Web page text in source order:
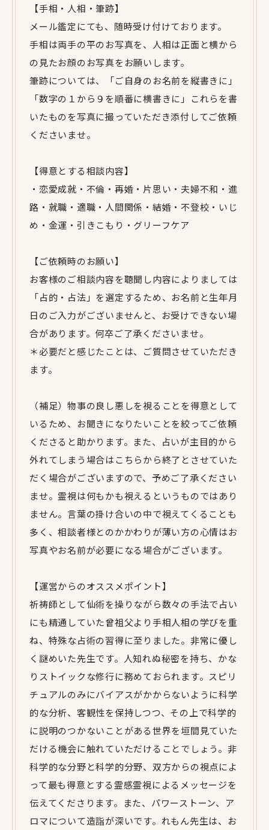
【手相・人相・筆跡】
メール鑑定にても、随時受け付けております。
手相は両手の平のお写真を、人相は正面と横から
の見たお顔のお写真をお願いします。
筆跡については、「ご自身のお名前を縦書きに」
「数字の１から９を順番に横書きに」これらを書
いたものを写真に撮っていただき添付してご依頼
くださいませ。
【得意とする相談内容】
・恋愛成就・不倫・再婚・片思い・夫婦不和・進
路・就職・適職・人間関係・結婚・不登校・いじ
め・金運・引きこもり・グリーフケア
【ご依頼時のお願い】
お客様のご相談内容を聴聞し内容によりましては
「占的・占法」を選定するため、お名前と生年月
日のご入力がございませんと、お受けできない場
合があります。何卒ご了承くださいませ。
＊必要だと感じたことは、ご質問させていただき
ます。
（補足）物事の良し悪しを視ることを得意として
いるため、お聞きになりたいことを絞ってご依頼
くださると助かります。また、占いが主目的から
外れてしまう場合はこちらから終了とさせていた
だく場合がございますので、予めご了承ください
ませ。霊視は何もかも視えるというものではあり
ません。言葉の掛け合いの中で視えてくることも
多く、相談者様とのかかわりが薄い方の心情はお
写真やお名前が必要になる場合がございます。
【運営からのオススメポイント】
祈祷師として仙術を操りながら数々の手法で占い
にも精通していた曾祖父より手相人相の学びを重
ね、特殊な占術の習得に至りました。非常に優し
く謎めいた先生です。人知れぬ秘密を持ち、かな
りストイックな修行に務めておられます。スピリ
チュアルのみにバイアスがかからないように科学
的な分析、客観性を保持しつつ、その上で科学的
に説明のつかないことがある世界を垣間見ていた
だける機会に触れていただけることでしょう。非
科学的な分野と科学的分野、双方からの視点によ
って最も得意とする霊感霊視によるメッセージを
伝えてくださります。また、パワーストーン、ア
ロマについて造詣が深いです。れもん先生は、お